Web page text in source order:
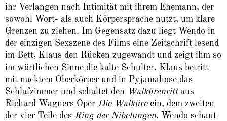
ihr Verlangen nach Intimität mit ihrem Ehemann, der
sowohl Wort- als auch Körpersprache nutzt, um klare
Grenzen zu ziehen. Im Gegensatz dazu liegt Wendo in
der einzigen Sexszene des Films eine Zeitschrift lesend
im Bett, Klaus den Rücken zugewandt und zeigt ihm so
im wörtlichen Sinne die kalte Schulter. Klaus betritt
mit nacktem Oberkörper und in Pyjamahose das
Schlafzimmer und schaltet den
Walkürenrittaus
Richard Wagners Oper Die Walküreein, dem zweiten
der vier Teile des Ring der Nibelungen. Wendo schaut